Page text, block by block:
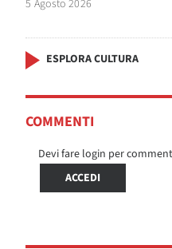
5 Agosto 2026
ESPLORA CULTURA
COMMENTI
Devi fare login per
ACCEDI